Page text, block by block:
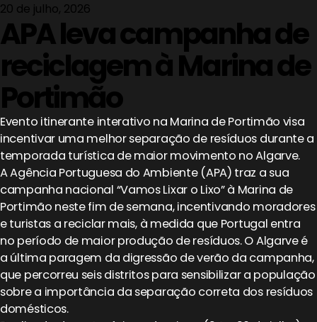
20 de julho, 2026
APA leva campanha de
reciclagem à Marina de
Portimão
Evento itinerante interativo na Marina de Portimão visa
incentivar uma melhor separação de resíduos durante a
temporada turística de maior movimento no Algarve.
A Agência Portuguesa do Ambiente (APA) traz a sua
campanha nacional “Vamos Lixar o Lixo” à Marina de
Portimão neste fim de semana, incentivando moradores
e turistas a reciclar mais, à medida que Portugal entra
no período de maior produção de resíduos. O Algarve é
a última paragem da digressão de verão da campanha,
que percorreu seis distritos para sensibilizar a população
sobre a importância da separação correta dos resíduos
domésticos.